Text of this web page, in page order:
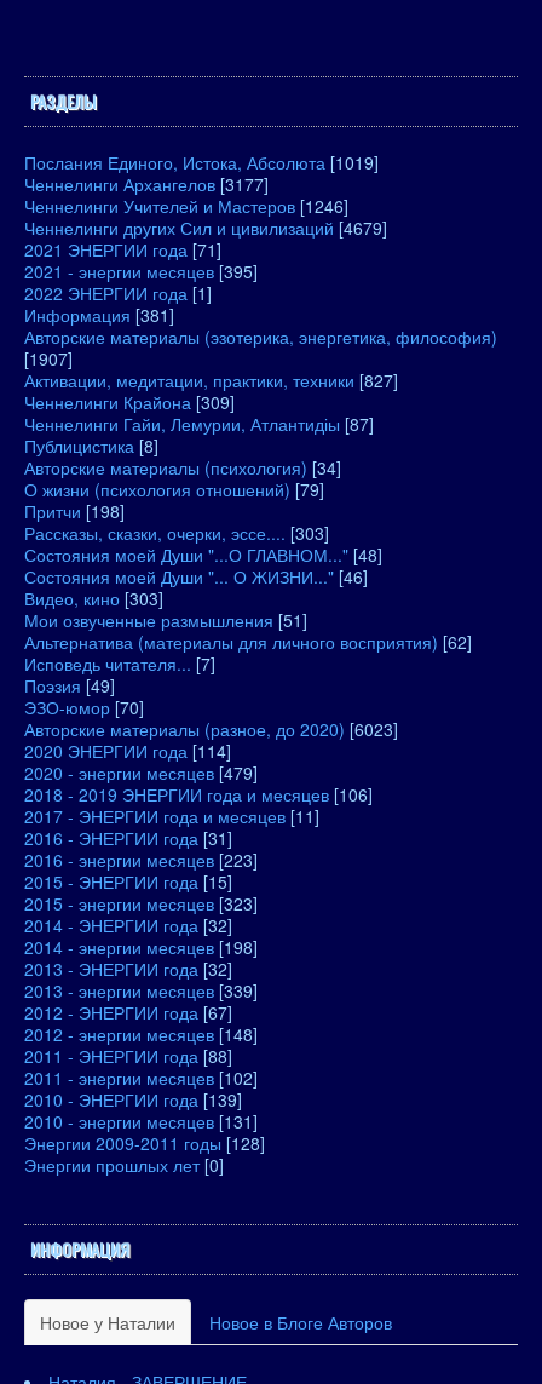
РАЗДЕЛЫ
Послания Единого, Истока, Абсолюта [1019]
Ченнелинги Архангелов [3177]
Ченнелинги Учителей и Мастеров [1246]
Ченнелинги других Сил и цивилизаций [4679]
2021 ЭНЕРГИИ года [71]
2021 - энергии месяцев [395]
2022 ЭНЕРГИИ года [1]
Информация [381]
Авторские материалы (эзотерика, энергетика, философия)
[1907]
Активации, медитации, практики, техники [827]
Ченнелинги Крайона [309]
Ченнелинги Гайи, Лемурии, Атлантидіы [87]
Публицистика [8]
Авторские материалы (психология) [34]
О жизни (психология отношений) [79]
Притчи [198]
Рассказы, сказки, очерки, эссе.... [303]
Состояния моей Души "...О ГЛАВНОМ..." [48]
Состояния моей Души "... О ЖИЗНИ..." [46]
Видео, кино [303]
Мои озвученные размышления [51]
Альтернатива (материалы для личного восприятия) [62]
Исповедь читателя... [7]
Поэзия [49]
ЭЗО-юмор [70]
Авторские материалы (разное, до 2020) [6023]
2020 ЭНЕРГИИ года [114]
2020 - энергии месяцев [479]
2018 - 2019 ЭНЕРГИИ года и месяцев [106]
2017 - ЭНЕРГИИ года и месяцев [11]
2016 - ЭНЕРГИИ года [31]
2016 - энергии месяцев [223]
2015 - ЭНЕРГИИ года [15]
2015 - энергии месяцев [323]
2014 - ЭНЕРГИИ года [32]
2014 - энергии месяцев [198]
2013 - ЭНЕРГИИ года [32]
2013 - энергии месяцев [339]
2012 - ЭНЕРГИИ года [67]
2012 - энергии месяцев [148]
2011 - ЭНЕРГИИ года [88]
2011 - энергии месяцев [102]
2010 - ЭНЕРГИИ года [139]
2010 - энергии месяцев [131]
Энергии 2009-2011 годы [128]
Энергии прошлых лет [0]
ИНФОРМАЦИЯ
Новое у Наталии Новое в Блоге Авторов